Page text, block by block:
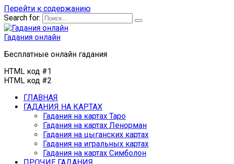
Перейти к содержанию
Search for:
Гадания онлайн
Бесплатные онлайн гадания
HTML код #1
HTML код #2
ГЛАВНАЯ
ГАДАНИЯ НА КАРТАХ
Гадания на картах Таро
Гадания на картах Ленорман
Гадания на цыганских картах
Гадания на игральных картах
Гадания на картах Симболон